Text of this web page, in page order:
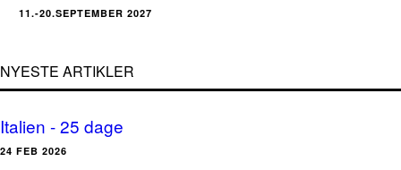
11.-20.SEPTEMBER 2027
NYESTE ARTIKLER
Italien - 25 dage
24 FEB 2026